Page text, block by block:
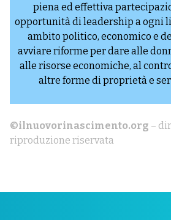
piena ed effettiva
opportunità di leadership a ogni
ambito politico, economico e
avviare riforme per dare alle
alle risorse economiche, al
altre forme di proprietà e
©ilnuovorinascimento.org –
riproduzione riservata